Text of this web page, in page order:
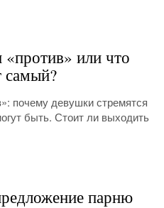
«против» или что
самый?
почему девушки стремятся
быть. Стоит ли выходить
парню